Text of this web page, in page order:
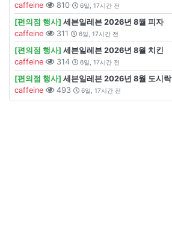
caffeine
810 6일, 17시간 전
[편의점 행사] 세븐일레븐 2026년 8월 피자
caffeine
311 6일, 17시간 전
[편의점 행사] 세븐일레븐 2026년 8월 치킨
caffeine
314 6일, 17시간 전
[편의점 행사] 세븐일레븐 2026년 8월 도시락
caffeine
493 6일, 17시간 전